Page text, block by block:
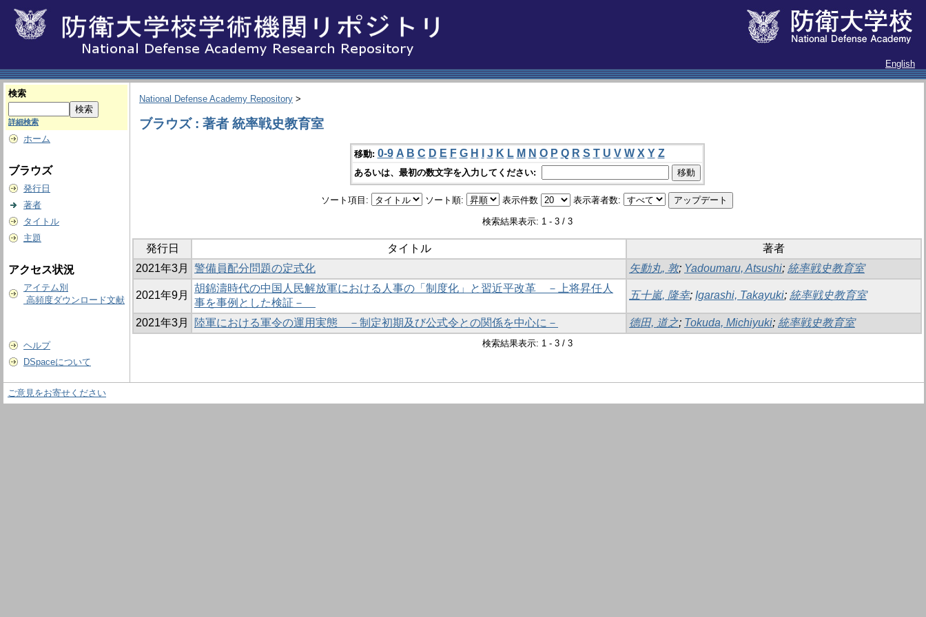
English
検索
詳細検索
ホーム
ブラウズ
発行日
著者
タイトル
主題
アクセス状況
アイテム別
高頻度ダウンロード文献
ヘルプ
DSpaceについて
National Defense Academy Repository >
ブラウズ : 著者 統率戦史教育室
移動: 0-9 A B C D E F G H J K L M N O P Q R S T U V W X Y Z
あるいは、最初の数文字を入力してください:
ソート項目: ソート順: 表示件数 表示著者数:
検索結果表示: 1 - 3 / 3
発行日 タイトル
著者
2021年3月
警備員配分問題の定式化 矢動丸, 敦; Yadoumaru, Atsushi; 統率戦史教育室
2021年9月
胡錦濤時代の中国人民解放軍における人事の「制度化」と習近平改革 －上将昇任人
事を事例とした検証－
五十嵐, 隆幸; Igarashi, Takayuki; 統率戦史教育室
2021年3月 陸軍における軍令の運用実態 －制定初期及び公式令との関係を中心に－ 德田, 道之; Tokuda, Michiyuki; 統率戦史教育室
検索結果表示: 1 - 3 / 3
ご意見をお寄せください